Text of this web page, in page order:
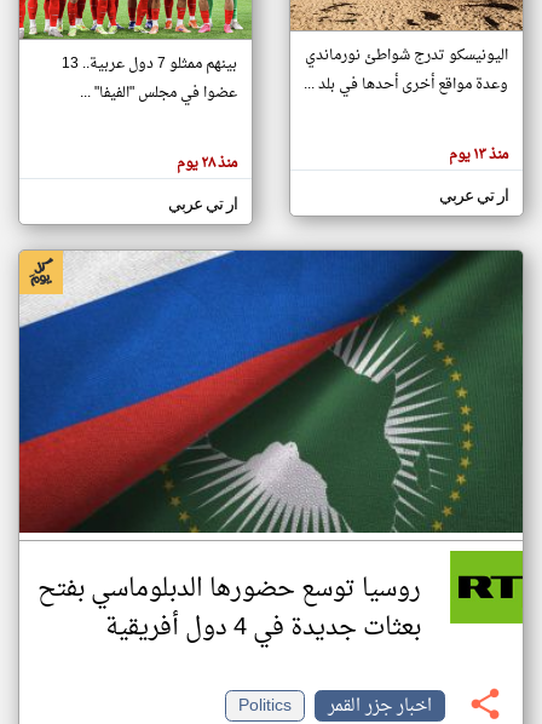
تغيير الدولة
اخبار جزر القمر على مدار الساعة
أهم اخبار جزر القمر العاجلة والمباشرة
هنا عن
وجهة
كاتبيها.
اليونيسكو تدرج شواطئ نورماندي
وعدة مواقع أخرى أحدها في بلد ...
منذ ١٣ يوم
ار تي عربي
بينهم ممثلو 7 دول عربية.. 13
عضوا في مجلس "الفيفا" ...
منذ ٢٨ يوم
ار تي عربي
روسيا توسع حضورها الدبلوماسي بفتح
بعثات جديدة في 4 دول أفريقية
اخبار جزر القمر
Politics
klyoum.com